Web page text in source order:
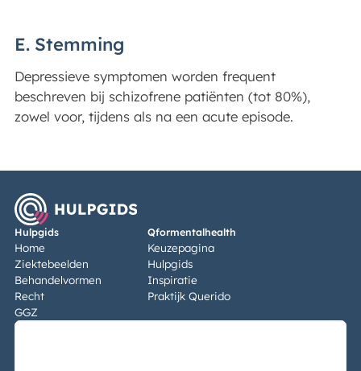
E. Stemming
Depressieve symptomen worden frequent
beschreven bij schizofrene patiënten (tot 80%),
zowel voor, tijdens als na een acute episode.
Hulpgids
Home
Ziektebeelden
Behandelvormen
Recht
GGZ
Qformentalhealth
Keuzepagina
Hulpgids
Inspiratie
Praktijk Querido